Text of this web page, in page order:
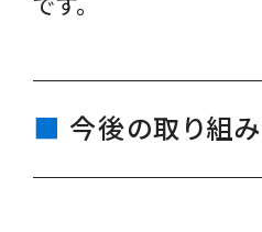
です。
今後の取り組み